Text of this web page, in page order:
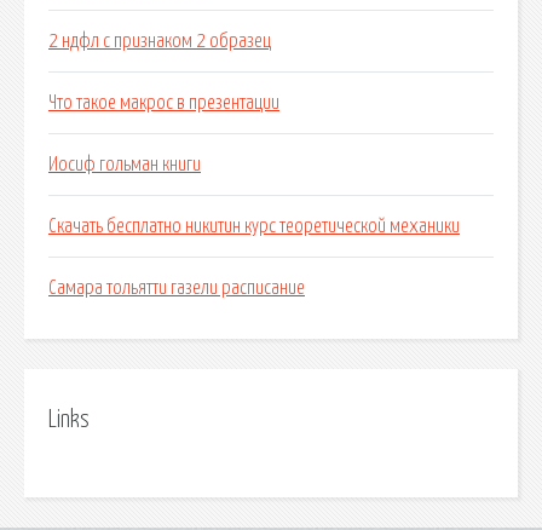
2 ндфл с признаком 2 образец
Что такое макрос в презентации
Иосиф гольман книги
Скачать бесплатно никитин курс теоретической механики
Самара тольятти газели расписание
Links